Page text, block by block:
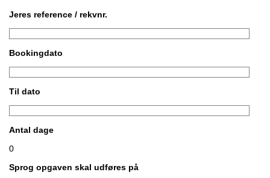
Jeres reference / rekvnr.
Bookingdato
Til dato
Antal dage
0
Sprog opgaven skal udføres på